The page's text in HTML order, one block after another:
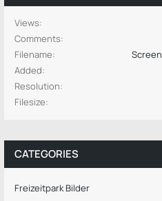
Views
Comments
Filename
Added
Resolution
Filesize
CATEGORIES
Freizeitpark Bilder